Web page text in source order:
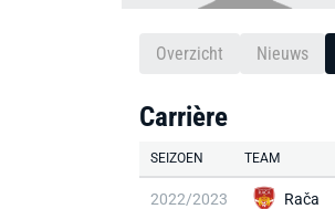
Overzicht Nieuws
Carrière
SEIZOEN TEAM
2022/2023 Rača